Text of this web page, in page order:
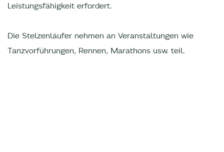
Leistungsfähigkeit erfordert.
Die Stelzenläufer nehmen an Veranstaltungen wie
Tanzvorführungen, Rennen, Marathons usw. teil.